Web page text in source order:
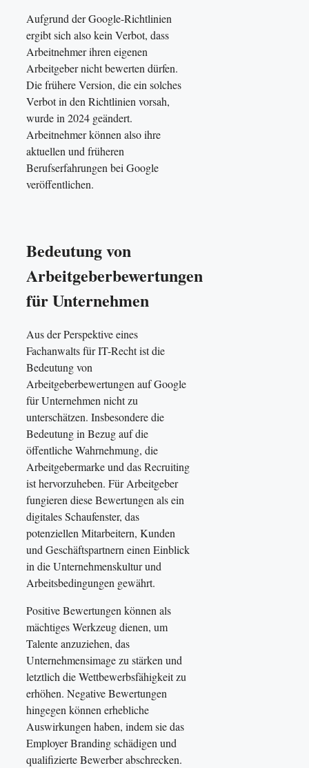
Aufgrund der Google-Richtlinien
ergibt sich also kein Verbot, dass
Arbeitnehmer ihren eigenen
Arbeitgeber nicht bewerten dürfen.
Die frühere Version, die ein solches
Verbot in den Richtlinien vorsah,
wurde in 2024 geändert.
Arbeitnehmer können also ihre
aktuellen und früheren
Berufserfahrungen bei Google
veröffentlichen.
Bedeutung von
Arbeitgeberbewertungen
für Unternehmen
Aus der Perspektive eines
Fachanwalts für IT-Recht ist die
Bedeutung von
Arbeitgeberbewertungen auf Google
für Unternehmen nicht zu
unterschätzen. Insbesondere die
Bedeutung in Bezug auf die
öffentliche Wahrnehmung, die
Arbeitgebermarke und das Recruiting
ist hervorzuheben. Für Arbeitgeber
fungieren diese Bewertungen als ein
digitales Schaufenster, das
potenziellen Mitarbeitern, Kunden
und Geschäftspartnern einen Einblick
in die Unternehmenskultur und
Arbeitsbedingungen gewährt.
Positive Bewertungen können als
mächtiges Werkzeug dienen, um
Talente anzuziehen, das
Unternehmensimage zu stärken und
letztlich die Wettbewerbsfähigkeit zu
erhöhen. Negative Bewertungen
hingegen können erhebliche
Auswirkungen haben, indem sie das
Employer Branding schädigen und
qualifizierte Bewerber abschrecken.